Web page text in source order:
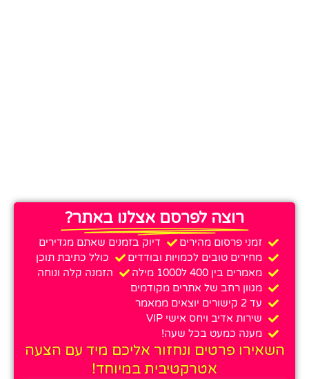
רוצה לפרסם אצלנו באתר?
זמני פרסום מהירים
דיוק בזמנים שאתם מגדירים
מחירים טובים לכמויות ובודדים
כולל כתיבת תוכן
מאמרים בין 400 ל1000 מילה
הזמנה קלה ונוחה
מגוון רחב של אתרים מקודמים
עד 2 קישורים יוצאים ממאמר
שירות אדיב ויחס אישי VIP
מענה כמעט בכל שעה!
השאירו פרטים ונחזור אליכם מיד עם הצעה
אטרקטיבית במיוחד!